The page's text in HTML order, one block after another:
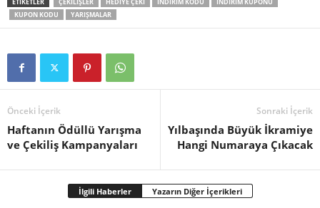
ETIKETLER ÇEKILIŞLER HEDIYE ÇEKI INDIRIM KODU
INDIRIM KUPONU
KUPON KODU
YARIŞMALAR
Önceki İçerik
Haftanın Ödüllü Yarışma
ve Çekiliş Kampanyaları
Sonraki İçerik
Yılbaşında Büyük İkramiye
Hangi Numaraya Çıkacak
İlgili Haberler Yazarın Diğer İçerikleri